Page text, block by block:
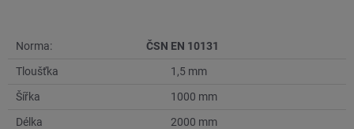
Norma:
ČSN EN 10131
Tloušťka
1,5 mm
Šířka
1000 mm
Délka
2000 mm